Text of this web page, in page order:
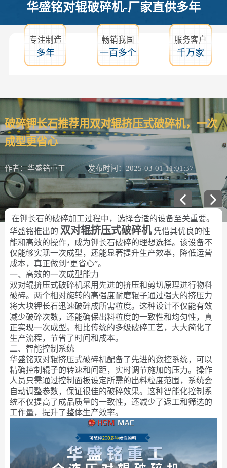
华盛铭对辊破碎机-厂家直供多年
专注制造
多年
畅销我国
一百多个
服务客户
千万家
破碎钾长石推荐用双对辊挤压式破碎机，一次
成型更省心
作者：华盛铭重工 发布时间：2025-03-01 11:01:37
在钾长石的破碎加工过程中，选择合适的设备至关重要。
华盛铭推出的 双对辊挤压式破碎机 凭借其优良的性
能和高效的操作，成为钾长石破碎的理想选择。该设备不
仅能够实现一次成型，还能显著提升生产效率，降低运营
成本，真正做到“更省心”。
一、高效的一次成型能力
双对辊挤压式破碎机采用先进的挤压和剪切原理进行物料
破碎。两个相对旋转的高强度耐磨辊子通过强大的挤压力
将大块钾长石迅速破碎成所需粒度。这种设计不仅能有效
减少破碎次数，还能确保出料粒度的一致性和均匀性，真
正实现一次成型。相比传统的多级破碎工艺，大大简化了
生产流程，节省了时间和成本。
二、智能控制系统
华盛铭双对辊挤压式破碎机配备了先进的数控系统，可以
精确控制辊子的转速和间距，实时调节施加的压力。操作
人员只需通过控制面板设定所需的出料粒度范围，系统会
自动调整参数，保证很佳的破碎效果。这种智能化控制系
统不仅提高了成品质量的一致性，还减少了返工和筛选的
工作量，提升了整体生产效率。